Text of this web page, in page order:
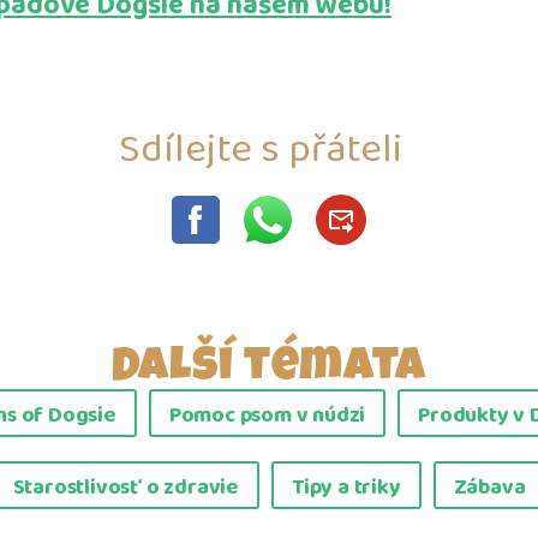
Sdílejte s přáteli
Další témata
of Dogsie Pomoc psom v núdzi Produkty v
Starostlivosť o zdravie Tipy a triky Zábava